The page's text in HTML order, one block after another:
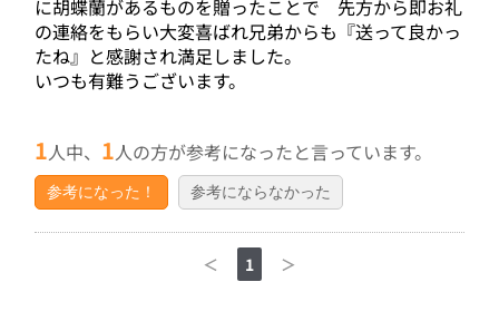
に胡蝶蘭があるものを贈ったことで 先方から即お礼
の連絡をもらい大変喜ばれ兄弟からも『送って良かっ
たね』と感謝され満足しました。
いつも有難うございます。
1人中、 1人の方が参考になったと言っています。
参考になった！ 参考にならなかった
＜ 1 ＞